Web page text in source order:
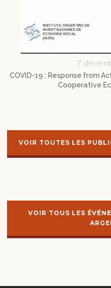
7
COVID-19 : Response from
Cooperative
VOIR TOUTES LES
VOIR TOUS LES